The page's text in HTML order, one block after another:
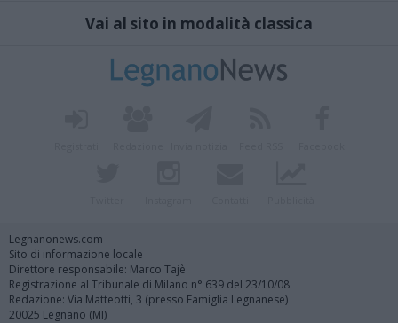
Vai al sito in modalità classica
Legnanonews.com
Sito di informazione locale
Direttore responsabile: Marco Tajè
Registrazione al Tribunale di Milano n° 639 del 23/10/08
Redazione: Via Matteotti, 3 (presso Famiglia Legnanese)
20025 Legnano (MI)